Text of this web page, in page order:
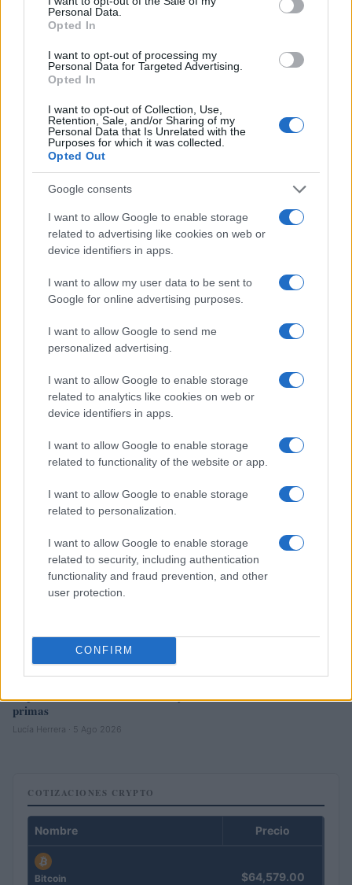
Personal Data.
Opted In
I want to opt-out of processing my
Personal Data for Targeted Advertising.
Opted In
I want to opt-out of Collection, Use,
Retention, Sale, and/or Sharing of my
Personal Data that Is Unrelated with the
Purposes for which it was collected.
Opted Out
Google consents
I want to allow Google to enable storage
related to advertising like cookies on web or
device identifiers in apps.
I want to allow my user data to be sent to
Google for online advertising purposes.
I want to allow Google to send me
personalized advertising.
I want to allow Google to enable storage
related to analytics like cookies on web or
device identifiers in apps.
I want to allow Google to enable storage
related to functionality of the website or app.
I want to allow Google to enable storage
related to personalization.
I want to allow Google to enable storage
related to security, including authentication
functionality and fraud prevention, and other
user protection.
CONFIRM
El Brent cae un 8.3% y arrastra a las materias primas
Brent cae un 8.3% y arrastra a las materias primas en agosto
Lucía Herrera · 6 Ago 2026
El petróleo Brent cae un 8.46% y arrastra a las materias
primas
Lucía Herrera · 5 Ago 2026
COTIZACIONES CRYPTO
Nombre Precio
Bitcoin $64,579.00